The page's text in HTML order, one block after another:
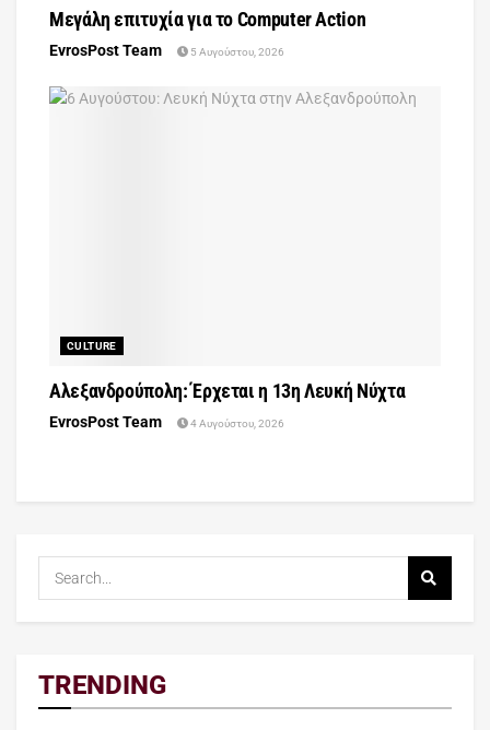
Μεγάλη επιτυχία για το Computer Action
EvrosPost Team 5 Αυγούστου, 2026
CULTURE
Αλεξανδρούπολη: Έρχεται η 13η Λευκή Νύχτα
EvrosPost Team 4 Αυγούστου, 2026
TRENDING